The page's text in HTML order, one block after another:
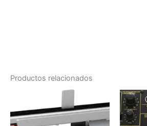
Productos relacionados